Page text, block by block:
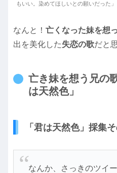
もいい。染めてほしいとの願いだった」
なんと！ 亡くなった妹を想
出を美化した失恋の歌だと
亡き妹を想う兄の
は天然色」
「君は天然色」採集
なんか、さっきのツイ